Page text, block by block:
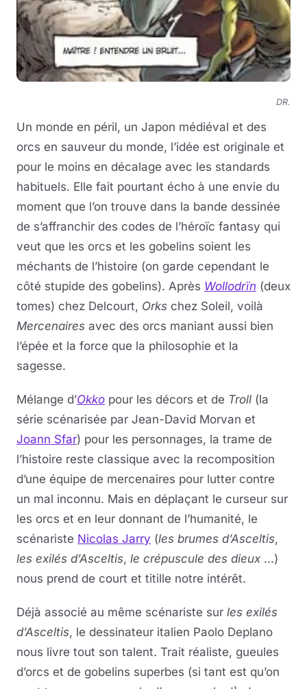
DR.
Un monde en péril, un Japon médiéval et des
orcs en sauveur du monde, l’idée est originale et
pour le moins en décalage avec les standards
habituels. Elle fait pourtant écho à une envie du
moment que l’on trouve dans la bande dessinée
de s’affranchir des codes de l’héroïc fantasy qui
veut que les orcs et les gobelins soient les
méchants de l’histoire (on garde cependant le
côté stupide des gobelins). Après Wollodrïn (deux
tomes) chez Delcourt, Orks chez Soleil, voilà
Mercenaires avec des orcs maniant aussi bien
l’épée et la force que la philosophie et la
sagesse.
Mélange d’Okko pour les décors et de Troll (la
série scénarisée par Jean-David Morvan et
Joann Sfar) pour les personnages, la trame de
l’histoire reste classique avec la recomposition
d’une équipe de mercenaires pour lutter contre
un mal inconnu. Mais en déplaçant le curseur sur
les orcs et en leur donnant de l’humanité, le
scénariste Nicolas Jarry (les brumes d’Asceltis,
les exilés d’Asceltis, le crépuscule des dieux ...)
nous prend de court et titille notre intérêt.
Déjà associé au même scénariste sur les exilés
d’Asceltis, le dessinateur italien Paolo Deplano
nous livre tout son talent. Trait réaliste, gueules
d’orcs et de gobelins superbes (si tant est qu’on